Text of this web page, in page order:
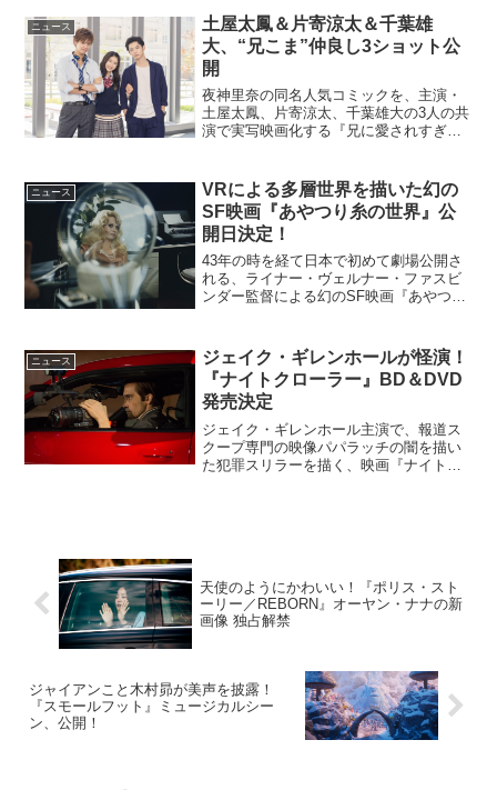
ニュース
土屋太鳳＆片寄涼太＆千葉雄
大、“兄こま”仲良し3ショット公
開
夜神里奈の同名人気コミックを、主演・
土屋太鳳、片寄涼太、千葉雄大の3人の共
演で実写映画化する『兄に愛されすぎて
に愛されすぎて困ってます』劇中衣裳“仲
良し”3ショット...
ニュース
VRによる多層世界を描いた幻の
SF映画『あやつり糸の世界』公
開日決定！
43年の時を経て日本で初めて劇場公開さ
れる、ライナー・ヴェルナー・ファスビ
ンダー監督による幻のSF映画『あやつり
20年以上前に作られていた多層世界未来
研究所では、仮想...
ニュース
ジェイク・ギレンホールが怪演！
『ナイトクローラー』BD＆DVD
発売決定
ジェイク・ギレンホール主演で、報道ス
クープ専門の映像パパラッチの闇を描い
た犯罪スリラーを描く、映画『ナイトク
天使のようにかわいい！『ポリス・スト
ーリー／REBORN』オーヤン・ナナの新
画像 独占解禁
ジャイアンこと木村昴が美声を披露！
『スモールフット』ミュージカルシー
ン、公開！